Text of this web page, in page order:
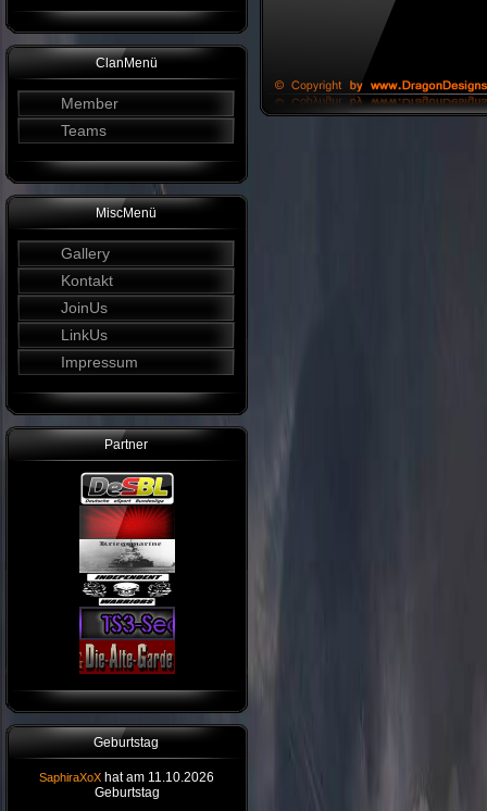
ClanMenü
Member
Teams
MiscMenü
Gallery
Kontakt
JoinUs
LinkUs
Impressum
Partner
Geburtstag
SaphiraXoX hat am 11.10.2026
Geburtstag